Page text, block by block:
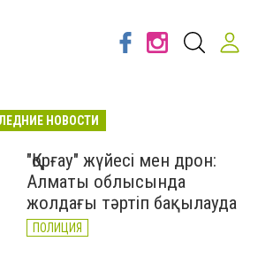
НОВОСТИ
"Қорғау" жүйесі мен дрон:
Алматы облысында
жолдағы тәртіп бақылауда
ПОЛИЦИЯ